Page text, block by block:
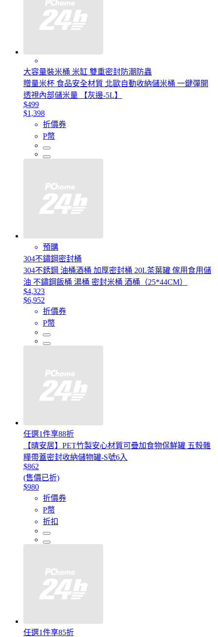
大容量裝米桶 米缸 雙重密封防潮防蟲
贈量米杯 食品安全材質 北歐自動收納儲米桶 一鍵彈開
透視內部儲米量 【灰邊-5L】
$499
$1,398
折價券
P幣
預購
304不鏽鋼密封桶
304不銹鋼 油桶酒桶 加厚密封桶 20L茶葉罐 傢用食用儲
油 不鏽鋼飯桶 湯桶 密封米桶 酒桶（25*44CM）
$4,323
$6,952
折價券
P幣
任選1件享88折
【晴安居】PET竹製安心材質可疊加食物保鮮罐 五殼雜
糧帶蓋密封收納儲物罐-S號6入
$862
(售價已折)
$980
折價券
P幣
折扣
任選1件享85折